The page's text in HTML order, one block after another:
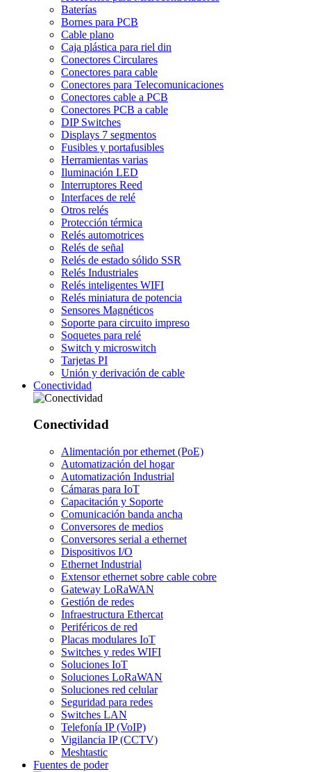
Baterías
Bornes para PCB
Cable plano
Caja plástica para riel din
Conectores Circulares
Conectores para cable
Conectores para Telecomunicaciones
Conectores cable a PCB
Conectores PCB a cable
DIP Switches
Displays 7 segmentos
Fusibles y portafusibles
Herramientas varias
Iluminación LED
Interruptores Reed
Interfaces de relé
Otros relés
Protección térmica
Relés automotrices
Relés de señal
Relés de estado sólido SSR
Relés Industriales
Relés inteligentes WIFI
Relés miniatura de potencia
Sensores Magnéticos
Soporte para circuito impreso
Soquetes para relé
Switch y microswitch
Tarjetas PI
Unión y derivación de cable
Conectividad
Conectividad
Alimentación por ethernet (PoE)
Automatización del hogar
Automatización Industrial
Cámaras para IoT
Capacitación y Soporte
Comunicación banda ancha
Conversores de medios
Conversores serial a ethernet
Dispositivos I/O
Ethernet Industrial
Extensor ethernet sobre cable cobre
Gateway LoRaWAN
Gestión de redes
Infraestructura Ethercat
Periféricos de red
Placas modulares IoT
Switches y redes WIFI
Soluciones IoT
Soluciones LoRaWAN
Soluciones red celular
Seguridad para redes
Switches LAN
Telefonía IP (VoIP)
Vigilancia IP (CCTV)
Meshtastic
Fuentes de poder